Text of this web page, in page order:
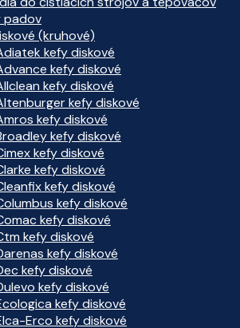
padov
(kruhové)
kefy diskové
kefy diskové
kefy diskové
kefy diskové
kefy diskové
kefy diskové
kefy diskové
kefy diskové
kefy diskové
kefy diskové
kefy diskové
kefy diskové
kefy diskové
kefy diskové
kefy diskové
kefy diskové
Erco kefy diskové